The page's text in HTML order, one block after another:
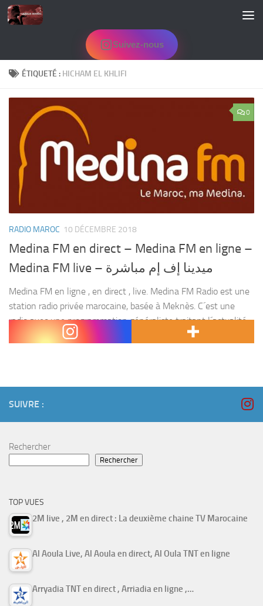
Skip to content
Suivez-nous
ÉTIQUETÉ : HICHAM EL KHLIFI
0
RADIO MAROC 10 DÉCEMBRE 2018
Medina FM en direct – Medina FM en ligne –
Medina FM live – ميدينا إف إم مباشرة
Medina FM en ligne , en direct , live. Medina FM Radio est une
station radio privée marocaine, basée à Meknès. C´est une
radio avec une programmation généraliste traitant l´actualité
Marocaine et la musique...
SUIVRE :
Rechercher
Rechercher
TOP VUES
2M live , 2M en direct : La deuxième chaine TV Marocaine
Al Aoula Live, Al Aoula en direct, Al Oula TNT en ligne
Arryadia TNT en direct , Arriadia en ligne ,…